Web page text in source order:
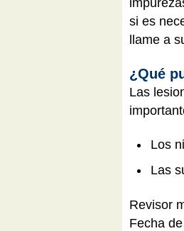
si es
llame a
¿Qué
Las
Los
Las
Revisor
Fecha